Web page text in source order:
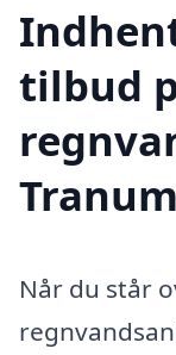
tilbud
Tranum
Når du står